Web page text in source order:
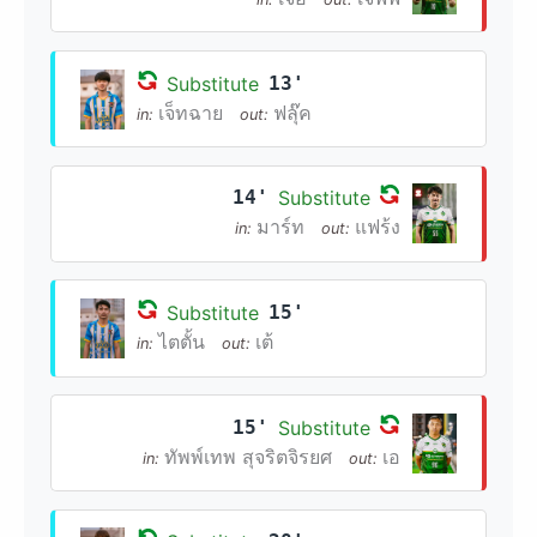
Substitute 13'
in: เจ็ทฉาย out: ฟลุ๊ค
14' Substitute
in: มาร์ท out: แฟร้ง
Substitute 15'
in: ไตตั้น out: เต้
15' Substitute
in: ทัพพ์เทพ สุจริตจิรยศ out: เอ